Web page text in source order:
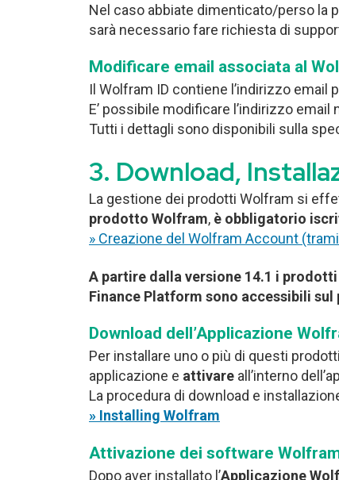
Nel caso abbiate dimenticato/perso la
sarà necessario fare richiesta di
Modificare email associata al
Il Wolfram ID contiene l’indirizzo
E’ possibile modificare l’indirizzo email
Tutti i dettagli sono disponibili sulla
Download,
La gestione dei prodotti Wolfram si
prodotto Wolfram, è obbligatorio
» Creazione del Wolfram Account
A partire dalla versione 14.1 i
Finance Platform sono accessibili
Download dell’Applicazione
Per installare uno o più di questi
applicazione e attivare all’interno
La procedura di download e
» Installing Wolfram
Attivazione dei software
Dopo aver installato l’Applicazione